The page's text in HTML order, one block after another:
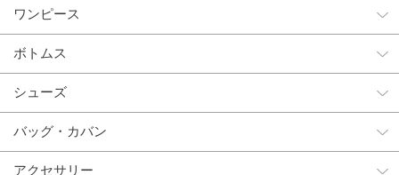
ワンピース
ボトムス
シューズ
バッグ・カバン
アクセサリー